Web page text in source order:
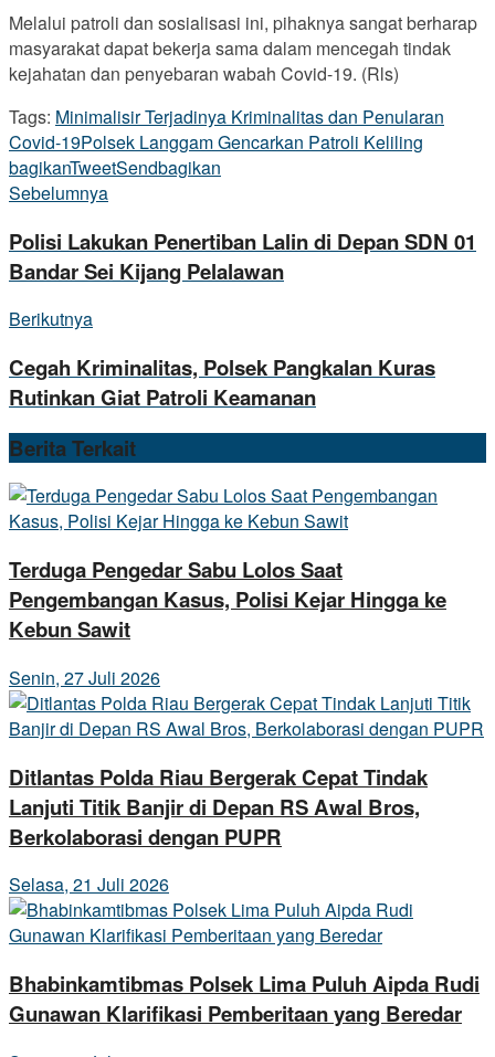
Melalui patroli dan sosialisasi ini, pihaknya sangat berharap
masyarakat dapat bekerja sama dalam mencegah tindak
kejahatan dan penyebaran wabah Covid-19. (Rls)
Tags: Minimalisir Terjadinya Kriminalitas dan Penularan
Covid-19Polsek Langgam Gencarkan Patroli Keliling
bagikanTweetSendbagikan
Sebelumnya
Polisi Lakukan Penertiban Lalin di Depan SDN 01
Bandar Sei Kijang Pelalawan
Berikutnya
Cegah Kriminalitas, Polsek Pangkalan Kuras
Rutinkan Giat Patroli Keamanan
BeritaTerkait
Terduga Pengedar Sabu Lolos Saat
Pengembangan Kasus, Polisi Kejar Hingga ke
Kebun Sawit
Senin, 27 Juli 2026
Ditlantas Polda Riau Bergerak Cepat Tindak
Lanjuti Titik Banjir di Depan RS Awal Bros,
Berkolaborasi dengan PUPR
Selasa, 21 Juli 2026
Bhabinkamtibmas Polsek Lima Puluh Aipda Rudi
Gunawan Klarifikasi Pemberitaan yang Beredar